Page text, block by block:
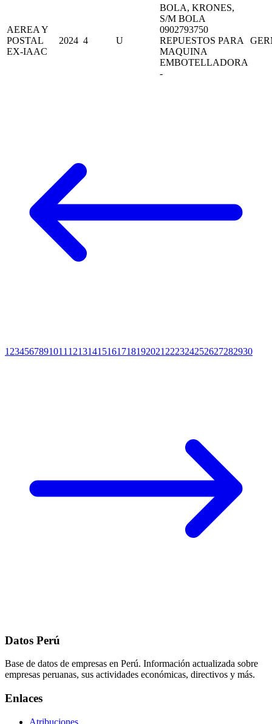
AEREA Y
POSTAL
EX-IAAC
2024 4 U
BOLA, KRONES,
S/M BOLA
0902793750
REPUESTOS PARA
MAQUINA
EMBOTELLADORA
-
1 234567891011 12131415161718192021 222324252627282930
Datos Perú
Base de datos de empresas en Perú. Información actualizada sobre
empresas peruanas, sus actividades económicas, directivos y más.
Enlaces
Atribuciones